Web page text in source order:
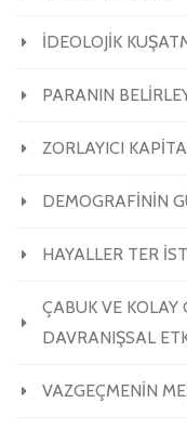
İDEOLOJİK
PARANIN
ZORLAYICI
DEMOGRAFİNİN
HAYALLER TER
ÇABUK VE KOLAY
DAVRANIŞSAL
VAZGEÇMENİN